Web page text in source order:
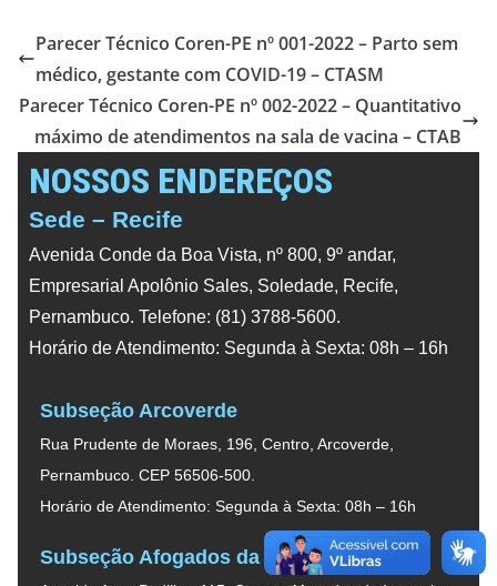
Parecer Técnico Coren-PE nº 001-2022 – Parto sem
médico, gestante com COVID-19 – CTASM
Parecer Técnico Coren-PE nº 002-2022 – Quantitativo
máximo de atendimentos na sala de vacina – CTAB
NOSSOS ENDEREÇOS
Sede – Recife
Avenida Conde da Boa Vista, nº 800, 9º andar,
Empresarial Apolônio Sales, Soledade, Recife,
Pernambuco. Telefone: (81) 3788-5600.
Horário de Atendimento: Segunda à Sexta: 08h – 16h
Subseção Arcoverde
Rua Prudente de Moraes, 196, Centro, Arcoverde,
Pernambuco. CEP 56506-500.
Horário de Atendimento: Segunda à Sexta: 08h – 16h
Subseção Afogados da Ingazeira